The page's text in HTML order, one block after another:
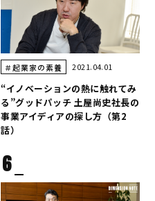
＃起業家の素養 2021.04.01
“イノベーションの熱に触れてみ
る”グッドパッチ 土屋尚史社長の
事業アイディアの探し方（第2
話）
6